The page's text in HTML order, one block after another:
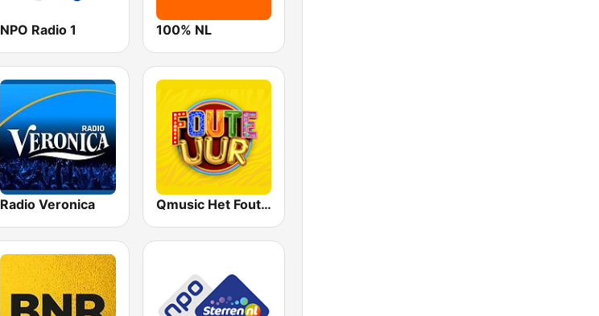
NPO Radio 1 100% NL
Radio Veronica Qmusic Het Foute Uur